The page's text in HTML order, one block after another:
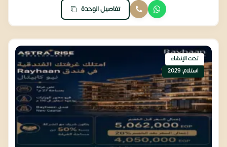
تفاصيل الوحدة
تحت الإنشاء
استلام: 2029